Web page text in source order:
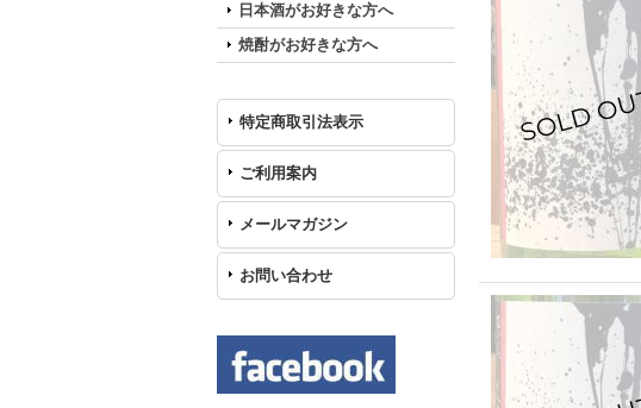
日本酒がお好きな方へ
焼酎がお好きな方へ
特定商取引法表示
ご利用案内
メールマガジン
お問い合わせ